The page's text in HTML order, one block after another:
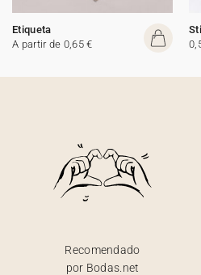
Etiqueta
A partir de 0,65 €
Recomendado
por Bodas.net